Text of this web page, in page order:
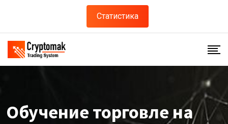
Статистика
Обучение торговле на